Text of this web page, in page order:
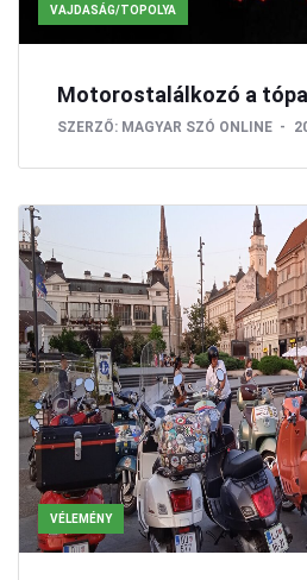
VAJDASÁG/TOPOLYA
Motorostalálkozó a
SZERZŐ: MAGYAR SZÓ ONLINE
VÉLEMÉNY